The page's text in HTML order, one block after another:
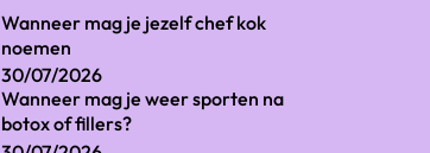
Wanneer mag je jezelf chef kok
noemen
30/07/2026
Wanneer mag je weer sporten na
botox of fillers?